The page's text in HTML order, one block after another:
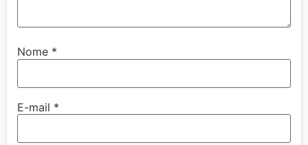
Nome *
E-mail *